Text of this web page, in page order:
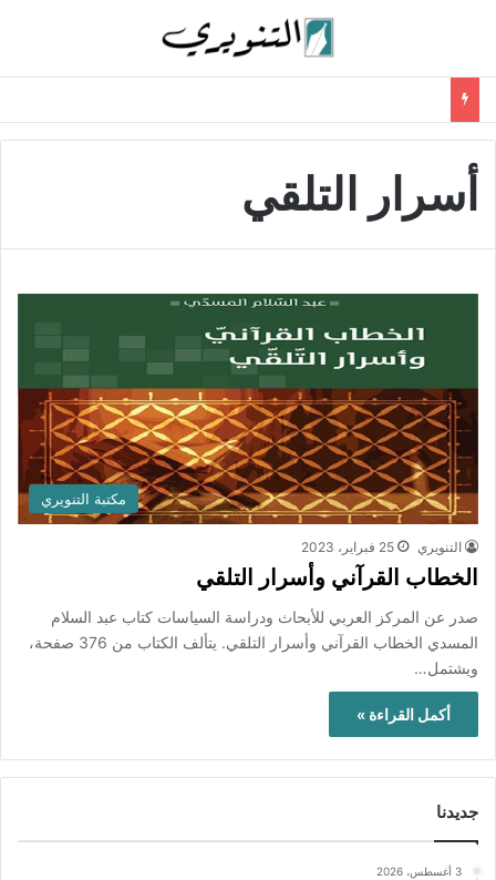
أسرار التلقي
مكتبة التنويري
التنويري 25 فبراير، 2023
الخطاب القرآني وأسرار التلقي
صدر عن المركز العربي للأبحاث ودراسة السياسات كتاب عبد السلام
المسدي الخطاب القرآني وأسرار التلقي. يتألف الكتاب من 376 صفحة،
ويشتمل…
أكمل القراءة »
جديدنا
3 أغسطس، 2026